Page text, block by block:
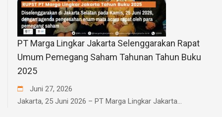
PT Marga Lingkar Jakarta Selenggarakan Rapat
Umum Pemegang Saham Tahunan Tahun Buku
2025
Juni 27, 2026
Jakarta, 25 Juni 2026 – PT Marga Lingkar Jakarta...